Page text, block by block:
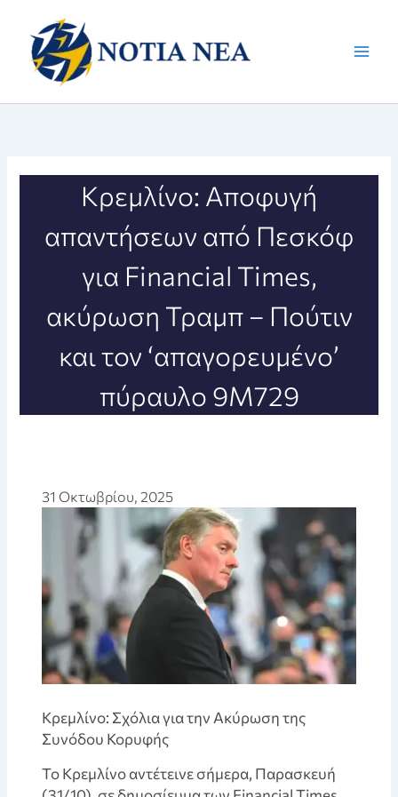
περιεχόμενο
Κρεμλίνο: Αποφυγή
απαντήσεων από Πεσκόφ
για Financial Times,
ακύρωση Τραμπ – Πούτιν
και τον ‘απαγορευμένο’
πύραυλο 9M729
31 Οκτωβρίου, 2025
Κρεμλίνο: Σχόλια για την Ακύρωση της
Συνόδου Κορυφής
Το Κρεμλίνο αντέτεινε σήμερα, Παρασκευή